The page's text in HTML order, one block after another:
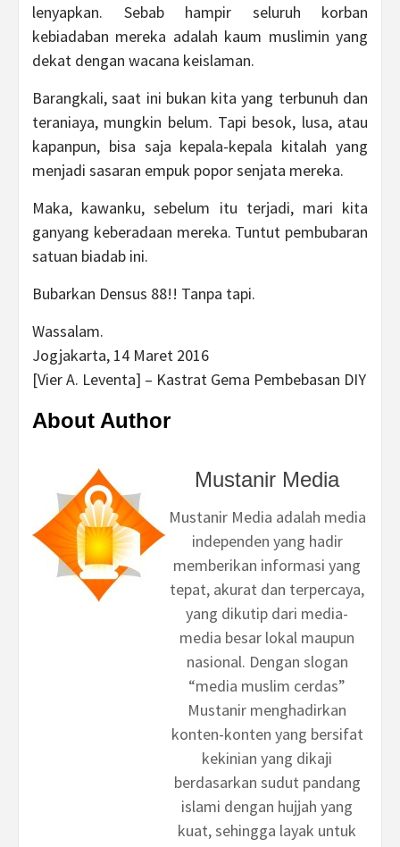
lenyapkan. Sebab hampir seluruh korban
kebiadaban mereka adalah kaum muslimin yang
dekat dengan wacana keislaman.
Barangkali, saat ini bukan kita yang terbunuh dan
teraniaya, mungkin belum. Tapi besok, lusa, atau
kapanpun, bisa saja kepala-kepala kitalah yang
menjadi sasaran empuk popor senjata mereka.
Maka, kawanku, sebelum itu terjadi, mari kita
ganyang keberadaan mereka. Tuntut pembubaran
satuan biadab ini.
Bubarkan Densus 88!! Tanpa tapi.
Wassalam.
Jogjakarta, 14 Maret 2016
[Vier A. Leventa] – Kastrat Gema Pembebasan DIY
About Author
Mustanir Media
Mustanir Media adalah media
independen yang hadir
memberikan informasi yang
tepat, akurat dan terpercaya,
yang dikutip dari media-
media besar lokal maupun
nasional. Dengan slogan
“media muslim cerdas”
Mustanir menghadirkan
konten-konten yang bersifat
kekinian yang dikaji
berdasarkan sudut pandang
islami dengan hujjah yang
kuat, sehingga layak untuk